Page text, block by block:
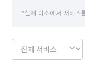
*실제 미소에서 서비스